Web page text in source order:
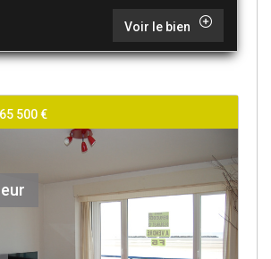
Voir le bien
500€